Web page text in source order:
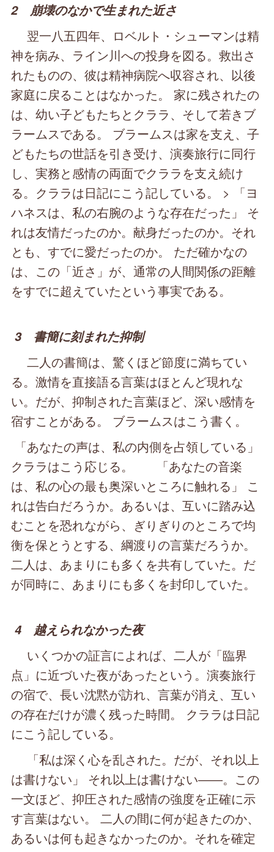
2 崩壊のなかで生まれた近さ
翌一八五四年、ロベルト・シューマンは精
神を病み、ライン川への投身を図る。救出さ
れたものの、彼は精神病院へ収容され、以後
家庭に戻ることはなかった。 家に残されたの
は、幼い子どもたちとクララ、そして若きブ
ラームスである。 ブラームスは家を支え、子
どもたちの世話を引き受け、演奏旅行に同行
し、実務と感情の両面でクララを支え続け
る。クララは日記にこう記している。 > 「ヨ
ハネスは、私の右腕のような存在だった」 そ
れは友情だったのか。献身だったのか。それ
とも、すでに愛だったのか。 ただ確かなの
は、この「近さ」が、通常の人間関係の距離
をすでに超えていたという事実である。
3 書簡に刻まれた抑制
二人の書簡は、驚くほど節度に満ちてい
る。激情を直接語る言葉はほとんど現れな
い。だが、抑制された言葉ほど、深い感情を
宿すことがある。 ブラームスはこう書く。
「あなたの声は、私の内側を占領している」
クララはこう応じる。 「あなたの音楽
は、私の心の最も奥深いところに触れる」 こ
れは告白だろうか。あるいは、互いに踏み込
むことを恐れながら、ぎりぎりのところで均
衡を保とうとする、綱渡りの言葉だろうか。
二人は、あまりにも多くを共有していた。だ
が同時に、あまりにも多くを封印していた。
4 越えられなかった夜
いくつかの証言によれば、二人が「臨界
点」に近づいた夜があったという。演奏旅行
の宿で、長い沈黙が訪れ、言葉が消え、互い
の存在だけが濃く残った時間。 クララは日記
にこう記している。
「私は深く心を乱された。だが、それ以上
は書けない」 それ以上は書けない――。この
一文ほど、抑圧された感情の強度を正確に示
す言葉はない。 二人の間に何が起きたのか、
あるいは何も起きなかったのか。それを確定